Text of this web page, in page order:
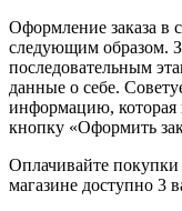
Оформление заказа в
следующим образом.
последовательным
данные о себе.
информацию, которая
кнопку «Оформить
Оплачивайте
магазине доступно 3